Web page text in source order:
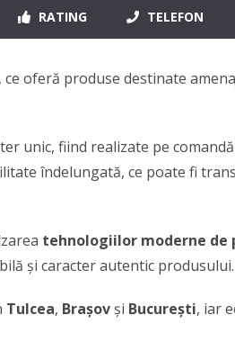
RATING TELEFON
, ce oferă produse destinate
unic, fiind realizate pe
îndelungată, ce poate fi
tehnologiilor moderne
și caracter autentic produsului.
Tulcea, Brașov și București, iar